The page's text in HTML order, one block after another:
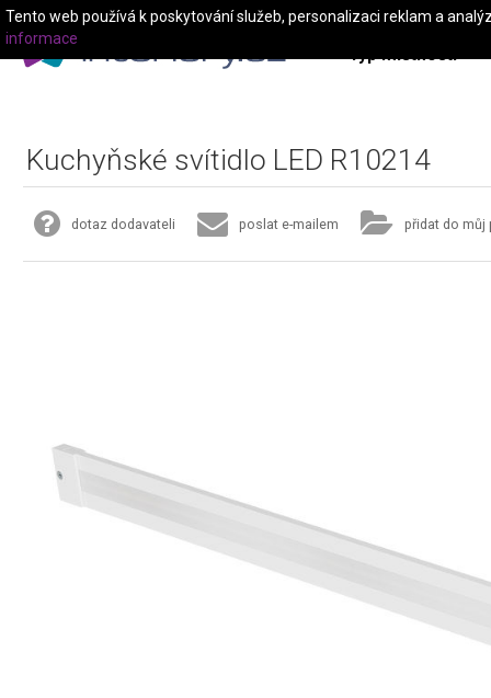
Typ místnosti
Kuchyňské svítidlo LED R10214
dotaz dodavateli poslat e-mailem přidat do můj
Tento web používá k poskytování služeb, personalizaci reklam a
informace